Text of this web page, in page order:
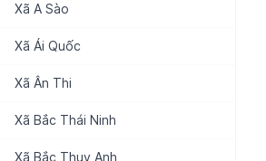
Xã A Sào
Xã Ái Quốc
Xã Ân Thi
Xã Bắc Thái Ninh
Xã Bắc Thụy Anh